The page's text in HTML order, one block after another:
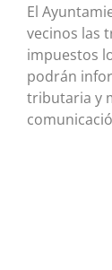
El
vecinos las
impuestos
podrán
tributaria y